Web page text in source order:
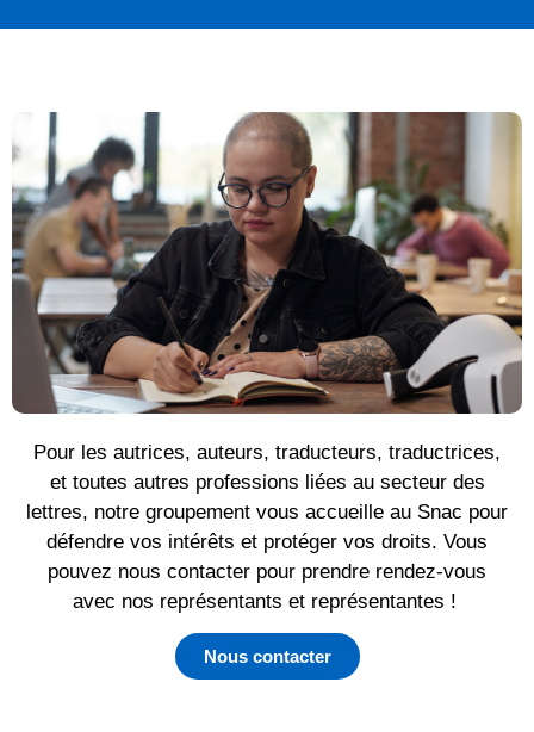
Pour les autrices, auteurs, traducteurs, traductrices,
et toutes autres professions liées au secteur des
lettres, notre groupement vous accueille au Snac pour
défendre vos intérêts et protéger vos droits. Vous
pouvez nous contacter pour prendre rendez-vous
avec nos représentants et représentantes !
Nous contacter